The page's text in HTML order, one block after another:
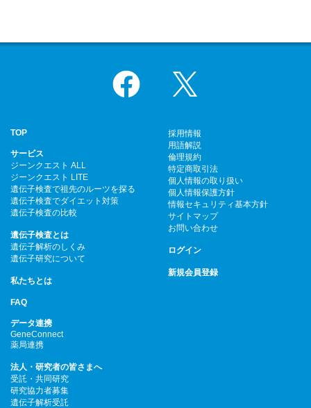
Facebook
TOP
サービス
ジーンクエスト ALL
ジーンクエスト LITE
遺伝子検査で祖先のルーツを探る
遺伝子検査でダイエット対策
遺伝子検査の比較
遺伝子検査とは
遺伝子解析のしくみ
遺伝子研究について
私たちとは
FAQ
データ連携
GeneConnect
薬局連携
法人・研究者の皆さまへ
受託・共同研究
研究協力者募集
遺伝子解析受託
採用情報
用語解説
倫理規約
特定商取引法
個人情報の取り扱い
個人情報保護方針
情報セキュリティ基本方針
サイトマップ
お問い合わせ
ログイン
新規会員登録